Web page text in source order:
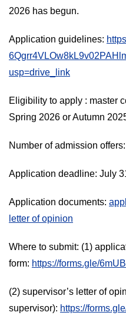
2026 has begun.
Application guidelines:
usp=drive_link
Eligibility to apply : master
Spring 2026 or Autumn
Number of admission offers:
Application deadline: July
Application documents:
letter of opinion
Where to submit: (1)
form: https://forms.gle/
(2) supervisor’s letter of
supervisor): https://